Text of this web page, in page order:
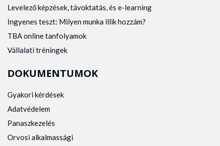
Levelező képzések, távoktatás, és e-learning
Ingyenes teszt: Milyen munka illik hozzám?
TBA online tanfolyamok
Vállalati tréningek
DOKUMENTUMOK
Gyakori kérdések
Adatvédelem
Panaszkezelés
Orvosi alkalmassági